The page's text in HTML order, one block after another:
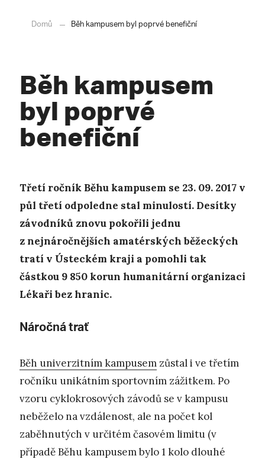
Domů Běh kampusem byl poprvé benefiční
Běh kampusem
byl poprvé
benefiční
Třetí ročník Běhu kampusem se 23. 09. 2017 v
půl třetí odpoledne stal minulostí. Desítky
závodníků znovu pokořili jednu
z nejnáročnějších amatérských běžeckých
tratí v Ústeckém kraji a pomohli tak
částkou 9 850 korun humanitární organizaci
Lékaři bez hranic.
Náročná trať
Běh univerzitním kampusem zůstal i ve třetím
ročníku unikátním sportovním zážitkem. Po
vzoru cyklokrosových závodů se v kampusu
neběželo na vzdálenost, ale na počet kol
zaběhnutých v určitém časovém limitu (v
případě Běhu kampusem bylo 1 kolo dlouhé